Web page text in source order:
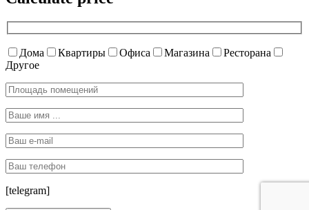
Дома Квартиры Офиса Магазина
Ресторана
Другое
[telegram]